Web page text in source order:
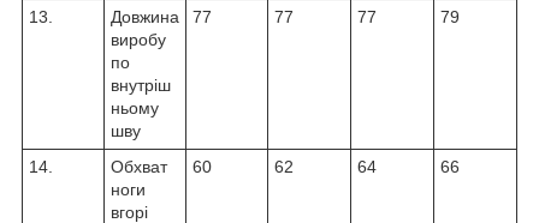
13.
Довжина
виробу
по
внутріш
ньому
шву
77 77 77 79
14.
Обхват
ноги
вгорі
60 62 64 66